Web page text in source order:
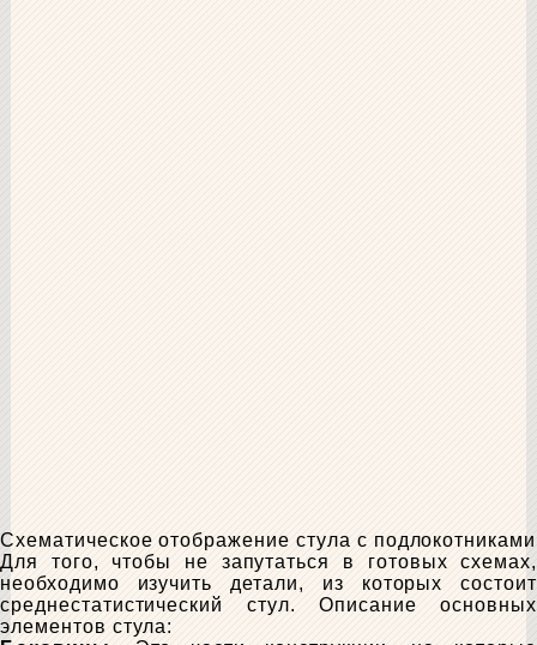
Схематическое отображение стула с подлокотниками
Для того, чтобы не запутаться в готовых схемах,
необходимо изучить детали, из которых состоит
среднестатистический стул. Описание основных
элементов стула: